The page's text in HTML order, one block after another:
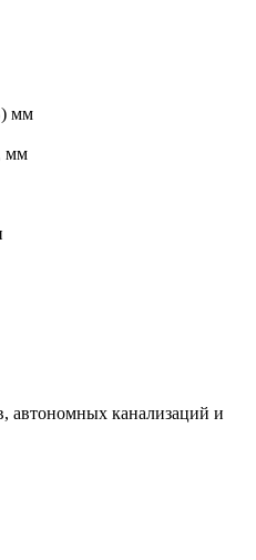
мм
мм
автономных канализаций и